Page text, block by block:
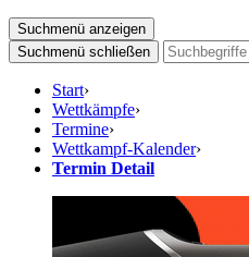
Suchmenü anzeigen
Suchmenü schließen
Start›
Wettkämpfe›
Termine›
Wettkampf-Kalender›
Termin Detail